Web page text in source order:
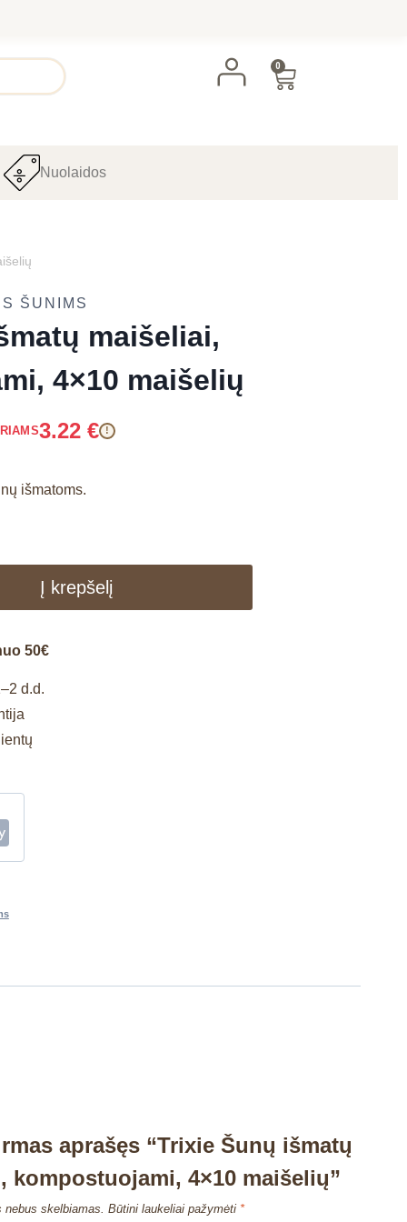
0
Nuolaidos
ŠUNIMS
maišeliai,
4×10 maišelių
3.22 € !
išmatoms.
Į krepšelį
50€
d.d.
aprašęs “Trixie Šunų išmatų
kompostuojami, 4×10 maišelių”
skelbiamas. Būtini laukeliai pažymėti *